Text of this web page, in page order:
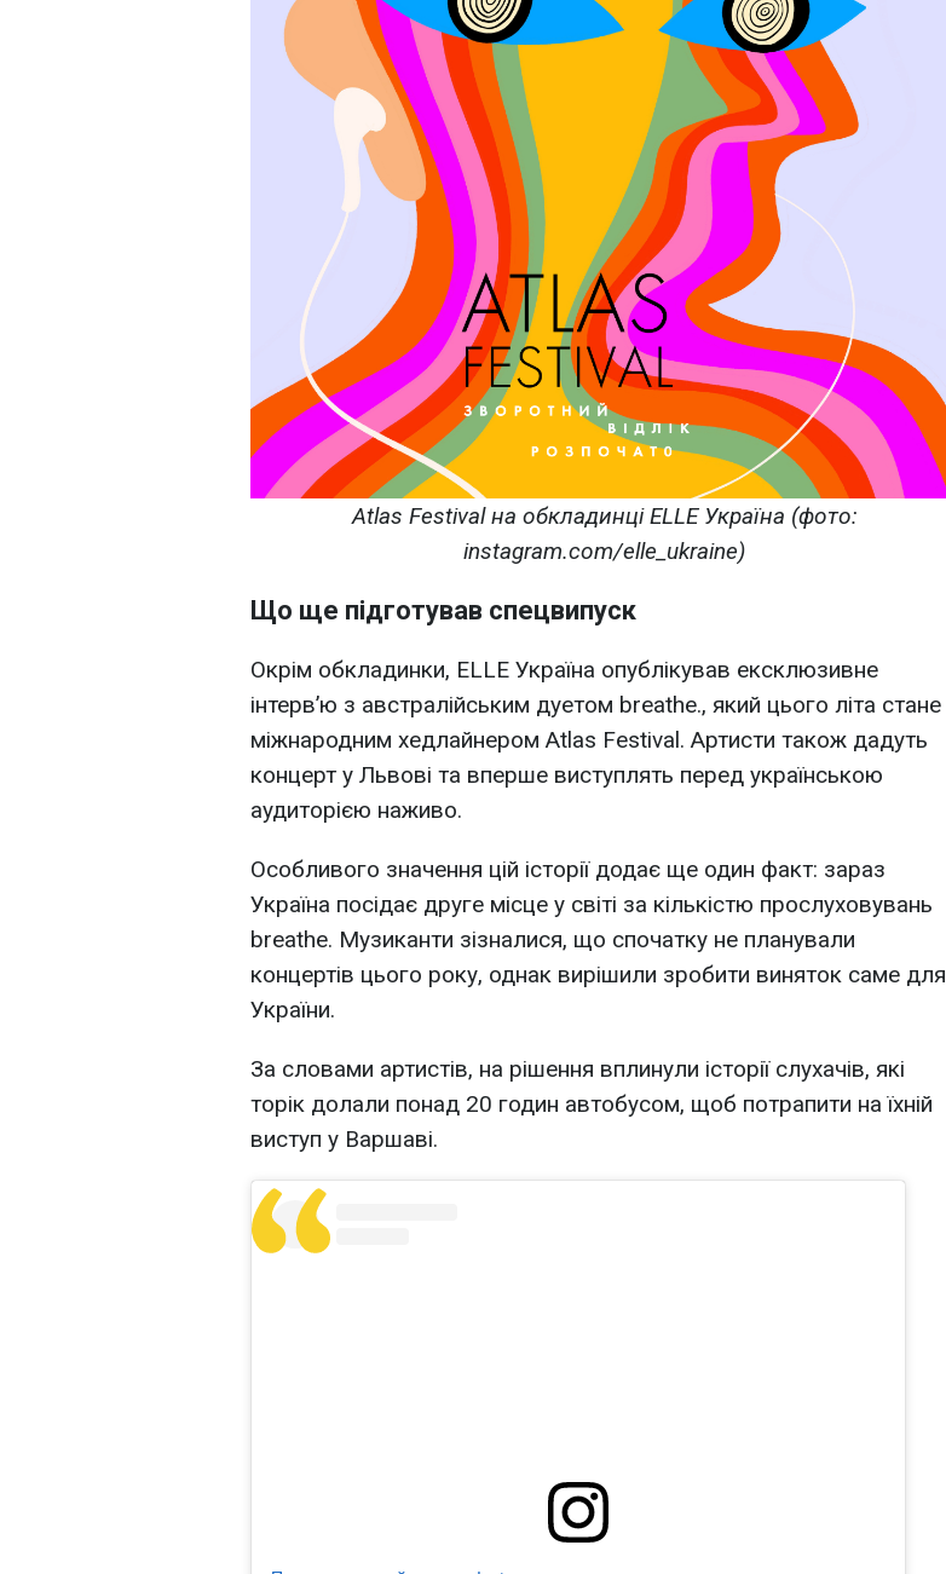
Atlas Festival на обкладинці ELLE Україна (фото:
instagram.com/elle_ukraine)
Що ще підготував спецвипуск
Окрім обкладинки, ELLE Україна опублікував ексклюзивне
інтерв’ю з австралійським дуетом breathe., який цього літа стане
міжнародним хедлайнером Atlas Festival. Артисти також дадуть
концерт у Львові та вперше виступлять перед українською
аудиторією наживо.
Особливого значення цій історії додає ще один факт: зараз
Україна посідає друге місце у світі за кількістю прослуховувань
breathe. Музиканти зізналися, що спочатку не планували
концертів цього року, однак вирішили зробити виняток саме для
України.
За словами артистів, на рішення вплинули історії слухачів, які
торік долали понад 20 годин автобусом, щоб потрапити на їхній
виступ у Варшаві.